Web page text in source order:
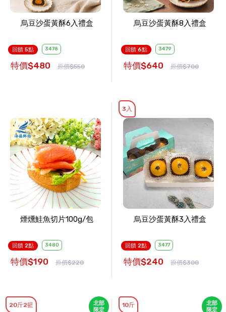
烏豆沙蛋黃酥6入禮盒
回饋 5點 3478
特價$480 原價$550
烏豆沙蛋黃酥8入禮盒
回饋 6點 3479
特價$640 原價$700
煙燻鮭魚切片100g/包
回饋 2點 3480
特價$190 原價$220
烏豆沙蛋黃酥3入禮盒
回饋 2點 3477
特價$240 原價$300
3入
北部
限定
20斤2籃
北部
限定
10斤